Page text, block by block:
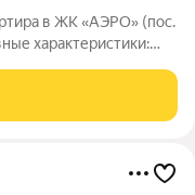
в ЖК «АЭРО» (пос.
характеристики:
отделка. О жилом